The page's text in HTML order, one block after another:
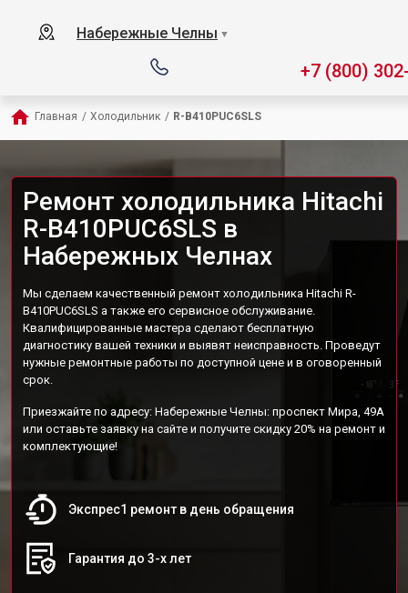
Набережные Челны ▼
+7 (800)
Главная / Холодильник / R-B410PUC6SLS
Ремонт холодильника Hitachi
R-B410PUC6SLS в
Набережных Челнах
Мы сделаем качественный ремонт холодильника Hitachi R-
B410PUC6SLS а также его сервисное обслуживание.
Квалифицированные мастера сделают бесплатную
диагностику вашей техники и выявят неисправность. Проведут
нужные ремонтные работы по доступной цене и в оговоренный
срок.
Приезжайте по адресу: Набережные Челны: проспект Мира, 49А
или оставьте заявку на сайте и получите скидку 20% на ремонт и
комплектующие!
Экспрес1 ремонт в день обращения
Гарантия до 3-х лет